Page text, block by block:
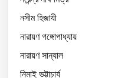
নসীম হিজাযী
নারায়ণ গঙ্গোপাধ্যায়
নারায়ণ সান্যাল
নিমাই ভট্টাচার্য